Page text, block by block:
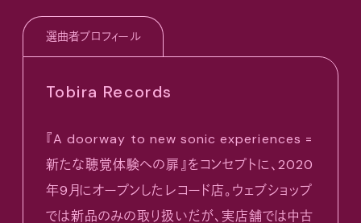
選曲者プロフィール
Tobira Records
『A doorway to new sonic experiences =
新たな聴覚体験への扉』をコンセプトに、2020
年9月にオープンしたレコード店。ウェブショップ
では新品のみの取り扱いだが、実店舗では中古